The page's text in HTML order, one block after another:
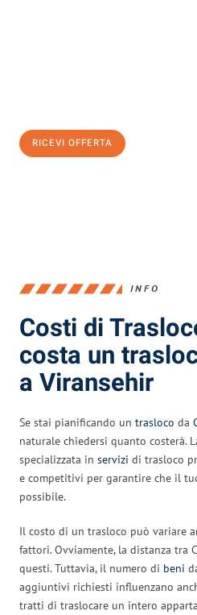
RICEVI OFFERTA
INFO
Costi di
costa un
a Viransehir
Se stai pianificando un trasloco da
naturale chiedersi quanto costerà.
specializzata in servizi di trasloco
e competitivi per garantire che il
possibile.
Il costo di un trasloco può variare
fattori. Ovviamente, la distanza tra
questi. Tuttavia, il numero di beni
aggiuntivi richiesti influenzano
tratti di traslocare un intero